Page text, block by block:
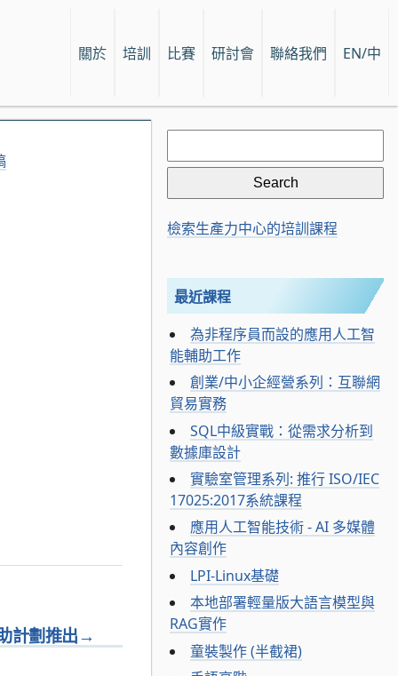
關於 培訓 比賽 研討會 聯絡我們 EN/中
→
計劃推出
Search
for:
檢索生產力中心的培訓課程
最近課程
為非程序員而設的應用人工智
能輔助工作
創業/中小企經營系列：互聯網
貿易實務
SQL中級實戰：從需求分析到
數據庫設計
實驗室管理系列: 推行 ISO/IEC
17025:2017系統課程
應用人工智能技術 - AI 多媒體
內容創作
LPI-Linux基礎
本地部署輕量版大語言模型與
RAG實作
童裝製作 (半截裙)